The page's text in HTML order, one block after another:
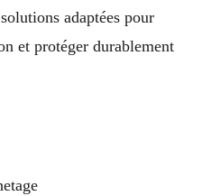
adaptées pour
et protéger durablement